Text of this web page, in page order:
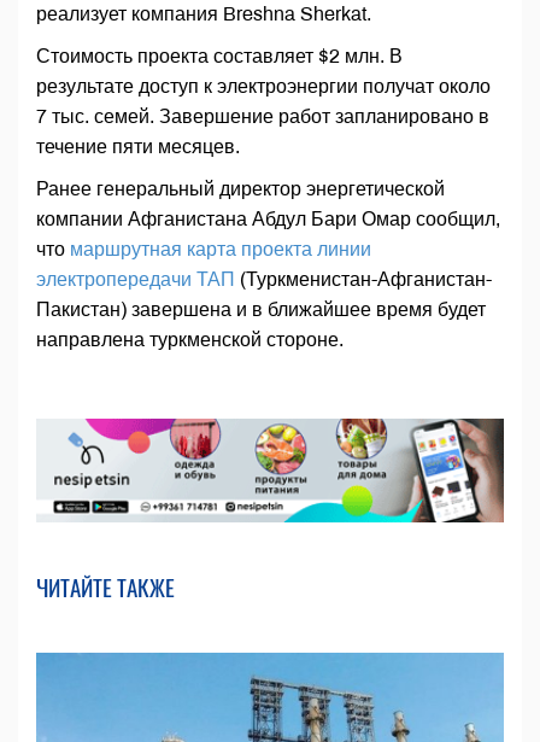
реализует компания Breshna Sherkat.
Стоимость проекта составляет $2 млн. В
результате доступ к электроэнергии получат около
7 тыс. семей. Завершение работ запланировано в
течение пяти месяцев.
Ранее генеральный директор энергетической
компании Афганистана Абдул Бари Омар сообщил,
что маршрутная карта проекта линии
электропередачи ТАП (Туркменистан-Афганистан-
Пакистан) завершена и в ближайшее время будет
направлена туркменской стороне.
ЧИТАЙТЕ ТАКЖЕ